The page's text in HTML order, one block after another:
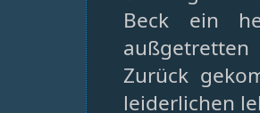
Beck ein
Zurück
leiderlichen